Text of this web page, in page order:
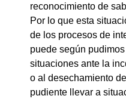
reconocimiento de
Por lo que esta
de los procesos de
puede según
situaciones ante la
o al desechamiento
pudiente llevar a